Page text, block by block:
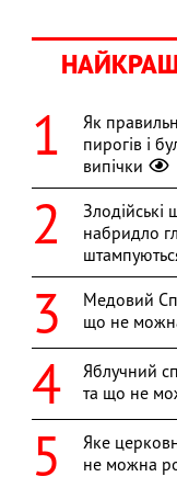
Як
пирогів і
випічки
набридло
Медовий
що не
Яблучний
та що не
Яке
не можна